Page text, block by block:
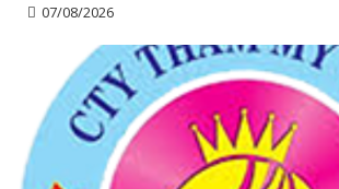
07/08/2026